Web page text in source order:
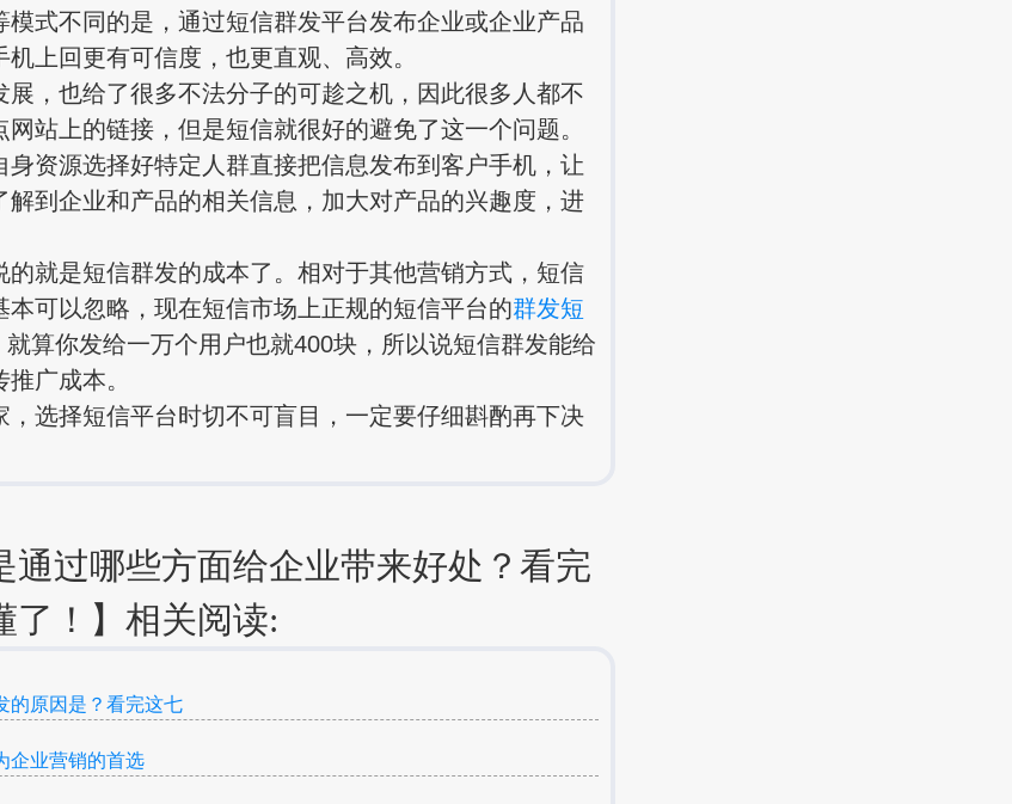
模式不同的是，通过短信群发平台发布企业或企业产品
上回更有可信度，也更直观、高效。
也给了很多不法分子的可趁之机，因此很多人都不
站上的链接，但是短信就很好的避免了这一个问题。
身资源选择好特定人群直接把信息发布到客户手机，让
解到企业和产品的相关信息，加大对产品的兴趣度，进
是短信群发的成本了。相对于其他营销方式，短信
本可以忽略，现在短信市场上正规的短信平台的群发短
算你发给一万个用户也就400块，所以说短信群发能给
广成本。
择短信平台时切不可盲目，一定要仔细斟酌再下决
通过哪些方面给企业带来好处？看完
了！】相关阅读:
的原因是？看完这七
企业营销的首选